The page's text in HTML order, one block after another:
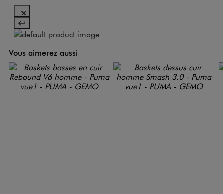
Vous aimerez aussi